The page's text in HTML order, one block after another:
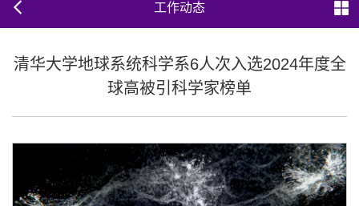
工作动态
清华大学地球系统科学系6人次入选2024年度全
球高被引科学家榜单